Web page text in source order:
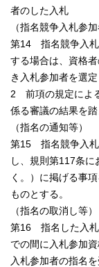
者のした入札
（指名競争入札参
第14 指名競争入札
する場合は、資格
き入札参加者を選
2 前項の規定によ
係る審議の結果を踏
（指名の通知等）
第15 指名競争入札
し、規則第117条
く。）に掲げる事
ものとする。
（指名の取消し等）
第16 指名した入札
での間に入札参加
入札参加者の指名